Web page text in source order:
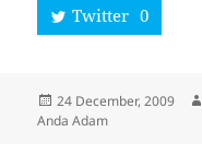
Twitter 0
Posted
on
24 December, 2009
Anda Adam